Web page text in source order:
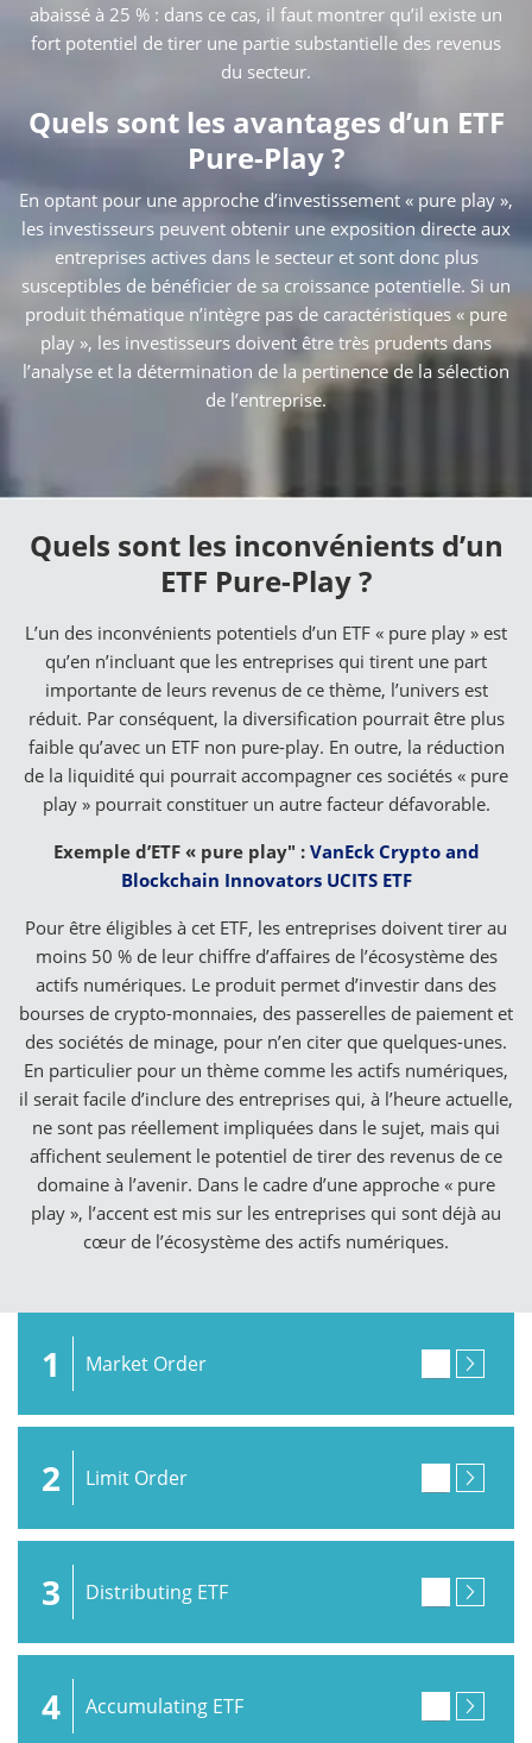
abaissé à 25 % : dans ce cas, il faut montrer qu’il existe un
fort potentiel de tirer une partie substantielle des revenus
du secteur.
Quels sont les avantages d’un ETF
Pure-Play ?
En optant pour une approche d’investissement « pure play »,
les investisseurs peuvent obtenir une exposition directe aux
entreprises actives dans le secteur et sont donc plus
susceptibles de bénéficier de sa croissance potentielle. Si un
produit thématique n’intègre pas de caractéristiques « pure
play », les investisseurs doivent être très prudents dans
l’analyse et la détermination de la pertinence de la sélection
de l’entreprise.
Quels sont les inconvénients d’un
ETF Pure-Play ?
L’un des inconvénients potentiels d’un ETF « pure play » est
qu’en n’incluant que les entreprises qui tirent une part
importante de leurs revenus de ce thème, l’univers est
réduit. Par conséquent, la diversification pourrait être plus
faible qu’avec un ETF non pure-play. En outre, la réduction
de la liquidité qui pourrait accompagner ces sociétés « pure
play » pourrait constituer un autre facteur défavorable.
Exemple d’ETF « pure play" : VanEck Crypto and
Blockchain Innovators UCITS ETF
Pour être éligibles à cet ETF, les entreprises doivent tirer au
moins 50 % de leur chiffre d’affaires de l’écosystème des
actifs numériques. Le produit permet d’investir dans des
bourses de crypto-monnaies, des passerelles de paiement et
des sociétés de minage, pour n’en citer que quelques-unes.
En particulier pour un thème comme les actifs numériques,
il serait facile d’inclure des entreprises qui, à l’heure actuelle,
ne sont pas réellement impliquées dans le sujet, mais qui
affichent seulement le potentiel de tirer des revenus de ce
domaine à l’avenir. Dans le cadre d’une approche « pure
play », l’accent est mis sur les entreprises qui sont déjà au
cœur de l’écosystème des actifs numériques.
1 Market Order
2 Limit Order
3 Distributing ETF
4 Accumulating ETF